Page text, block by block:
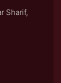
Sharif,